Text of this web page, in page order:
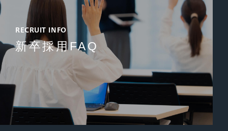
RECRUIT INFO
新卒採用FAQ